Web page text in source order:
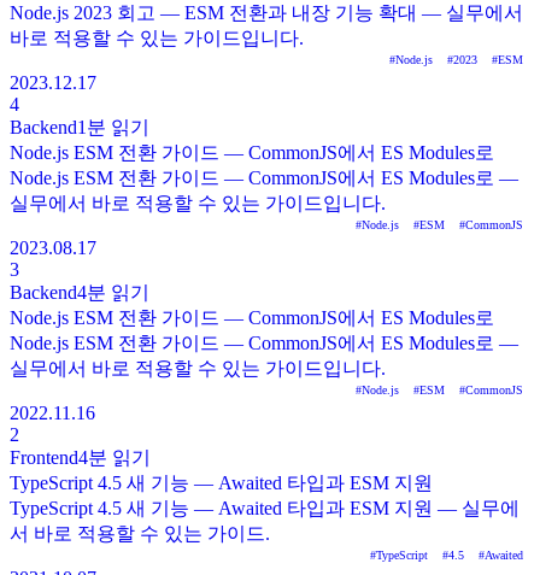
Node.js 2023 회고 — ESM 전환과 내장 기능 확대 — 실무에서
바로 적용할 수 있는 가이드입니다.
#Node.js #2023 #ESM
2023.12.17
4
Backend1분 읽기
Node.js ESM 전환 가이드 — CommonJS에서 ES Modules로
Node.js ESM 전환 가이드 — CommonJS에서 ES Modules로 —
실무에서 바로 적용할 수 있는 가이드입니다.
#Node.js #ESM #CommonJS
2023.08.17
3
Backend4분 읽기
Node.js ESM 전환 가이드 — CommonJS에서 ES Modules로
Node.js ESM 전환 가이드 — CommonJS에서 ES Modules로 —
실무에서 바로 적용할 수 있는 가이드입니다.
#Node.js #ESM #CommonJS
2022.11.16
2
Frontend4분 읽기
TypeScript 4.5 새 기능 — Awaited 타입과 ESM 지원
TypeScript 4.5 새 기능 — Awaited 타입과 ESM 지원 — 실무에
서 바로 적용할 수 있는 가이드.
#TypeScript #4.5 #Awaited